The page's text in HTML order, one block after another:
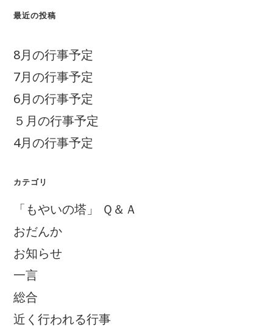
最近の投稿
8月の行事予定
7月の行事予定
6月の行事予定
５月の行事予定
4月の行事予定
カテゴリ
「もやいの塔」 Ｑ＆Ａ
おだんか
お知らせ
一言
総合
近く行われる行事